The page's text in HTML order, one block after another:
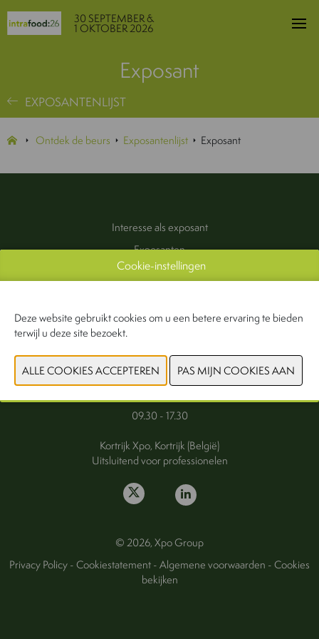
30 SEPTEMBER &
1 OKTOBER 2026
Exposant
EXPOSANTENLIJST
Ontdek de beurs Exposantenlijst Exposant
Interesse als exposant
Exposanten
Praktische informatie
Contact
Woensdag 30 september 2026
Donderdag 1 oktober 2026
09.30 - 17.30
Kortrijk Xpo, Kortrijk (België)
Uitsluitend voor professionelen
© 2026, Xpo Group
Privacy Policy-Cookiestatement-Algemene voorwaarden -Cookies
bekijken
Cookie-instellingen
Deze website gebruikt cookies om u een betere ervaring te bieden
terwijl u deze site bezoekt.